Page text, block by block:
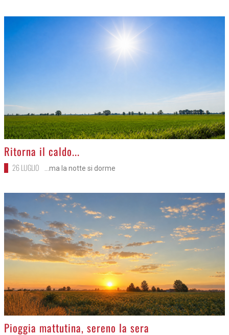
>
Ritorna il caldo...
26 LUGLIO ...ma la notte si dorme
>
Pioggia mattutina, sereno la sera